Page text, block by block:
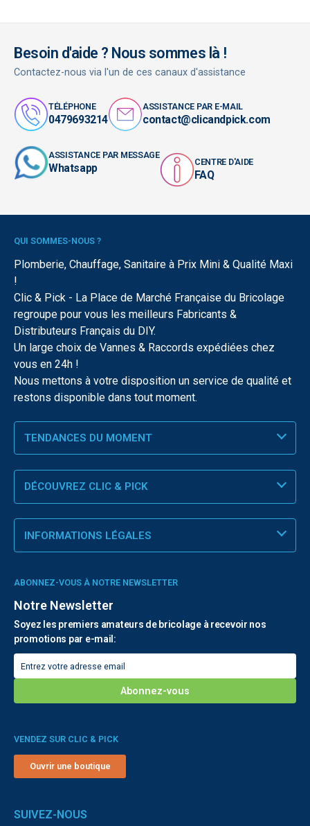
Besoin d'aide ? Nous sommes là !
Contactez-nous via l'un de ces canaux d'assistance
TÉLÉPHONE
0479693214
ASSISTANCE PAR E-MAIL
contact@clicandpick.com
ASSISTANCE PAR MESSAGE
Whatsapp CENTRE D'AIDE
FAQ
QUI SOMMES-NOUS ?
Plomberie, Chauffage, Sanitaire à Prix Mini & Qualité Maxi
!
Clic & Pick - La Place de Marché Française du Bricolage
regroupe pour vous les meilleurs Fabricants &
Distributeurs Français du DIY.
Un large choix de Vannes & Raccords expédiées chez
vous en 24h !
Nous mettons à votre disposition un service de qualité et
restons disponible dans tout moment.
TENDANCES DU MOMENT
DÉCOUVREZ CLIC & PICK
INFORMATIONS LÉGALES
ABONNEZ-VOUS À NOTRE NEWSLETTER
Notre Newsletter
Soyez les premiers amateurs de bricolage à recevoir nos
promotions par e-mail:
VENDEZ SUR CLIC & PICK
Ouvrir une boutique
SUIVEZ-NOUS